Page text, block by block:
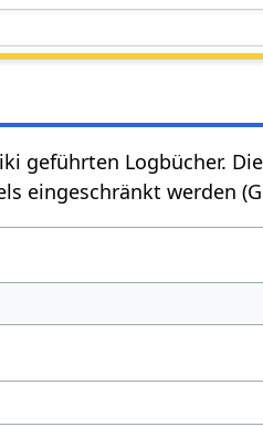
geführten Logbücher.
eingeschränkt werden